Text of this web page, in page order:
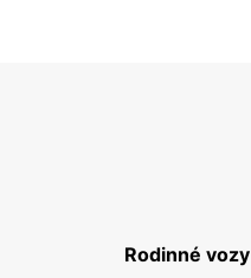
Rodinné vozy